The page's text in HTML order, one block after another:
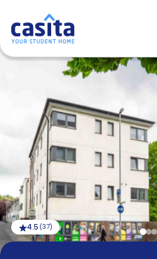
TH GBP
เข้าสู่
ระบบ
Booking
Accommodation
About
us
Blog
Refer
And
Earn
Become
4.5 (37)